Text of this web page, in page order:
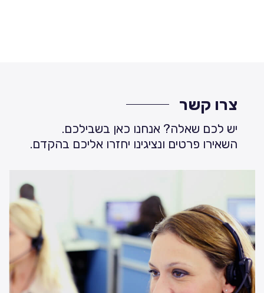
צרו קשר
יש לכם שאלה? אנחנו כאן בשבילכם.
השאירו פרטים ונציגינו יחזרו אליכם בהקדם.